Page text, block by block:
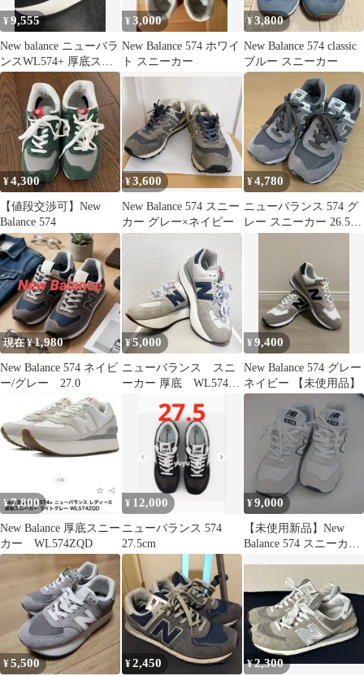
¥9,555
New balance ニューバラ
ンスWL574+ 厚底スニ
ーカー22:5
¥3,000
New Balance 574 ホワイ
ト スニーカー
¥3,800
New Balance 574 classic
ブルー スニーカー
¥4,300
【値段交渉可】New
Balance 574
¥3,600
New Balance 574 スニー
カー グレー×ネイビー
¥4,780
ニューバランス 574 グ
レー スニーカー 26.5cm
現在 ¥1,980
New Balance 574 ネイビ
ー/グレー 27.0
¥5,000
ニューバランス スニ
ーカー 厚底 WL574Z
¥9,400
New Balance 574 グレー
ネイビー 【未使用品】
¥7,800
New Balance 厚底スニー
カー WL574ZQD
¥ 12,000
ニューバランス 574
27.5cm
¥9,000
【未使用新品】New
Balance 574 スニーカー
¥5,500 ¥2,450 ¥2,300